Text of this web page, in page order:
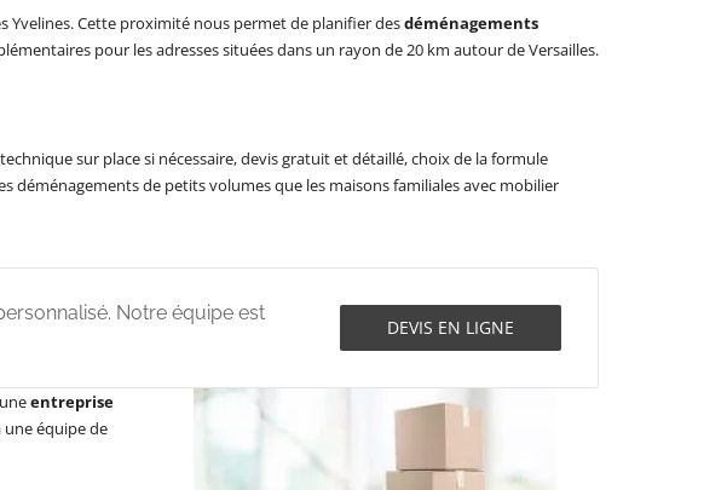
Yvelines. Cette proximité nous permet de planifier desdéménagements
pour les adresses situées dans un rayon de 20 km autour de Versailles.
sur place si nécessaire, devis gratuit et détaillé, choix de la formule
de petits volumes que les maisons familiales avec mobilier
DEVIS EN LIGNE
Notre équipe est
entreprise
équipe de